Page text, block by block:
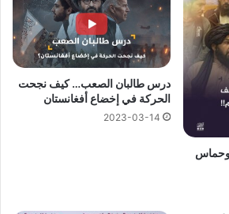
وحماس
درس طالبان الصعب… كيف نجحت
الحركة في إخضاع أفغانستان
2023-03-14